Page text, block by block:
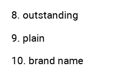
8. outstanding
9. plain
10. brand name